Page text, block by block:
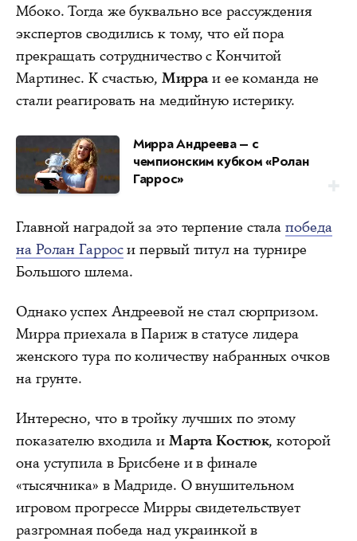
Мбоко. Тогда же буквально все рассуждения
экспертов сводились к тому, что ей пора
прекращать сотрудничество с Кончитой
Мартинес. К счастью, Мирраи ее команда не
стали реагировать на медийную истерику.
Мирра Андреева — с
чемпионским кубком «Ролан
Гаррос»
Главной наградой за это терпение сталапобеда
на Ролан Гарроси первый титул на турнире
Большого шлема.
Однако успех Андреевой не стал сюрпризом.
Мирра приехала в Париж в статусе лидера
женского тура по количеству набранных очков
на грунте.
Интересно, что в тройку лучших по этому
показателю входила и Марта Костюк, которой
она уступила в Брисбене и в финале
«тысячника» в Мадриде. О внушительном
игровом прогрессе Мирры свидетельствует
разгромная победа над украинкой в